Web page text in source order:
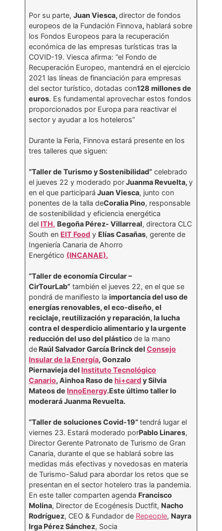
Por su parte,Juan Viesca,director de fondos
europeos de la Fundación Finnova, hablará sobre
los Fondos Europeos para la recuperación
económica de las empresas turísticas tras la
COVID-19. Viesca afirma: “el Fondo de
Recuperación Europeo, mantendrá en el ejercicio
2021 las líneas de financiación para empresas
del sector turístico, dotadas con128 millones de
euros. Es fundamental aprovechar estos fondos
proporcionados por Europa para reactivar el
sector y ayudar a los hoteleros”
Durante la Feria, Finnova estará presente en los
tres talleres que siguen:
“Taller de Turismo y Sostenibilidad” celebrado
el jueves 22 y moderado porJuanma Revuelta,y
en el que participará Juan Viesca, junto con
ponentes de la talla deCoralia Pino, responsable
de sostenibilidad y eficiencia energética
del ITH, Begoña Pérez- Villarreal, directora CLC
South en EIT Food y Elías Casañas, gerente de
Ingeniería Canaria de Ahorro
Energético (INCANAE).
“Taller de economía Circular –
CirTourLab” también el jueves 22, en el que se
pondrá de manifiesto laimportancia del uso de
energías renovables, el eco-diseño, el
reciclaje, reutilización y reparación, la lucha
contra el desperdicio alimentario y la urgente
reducción del uso del plásticode la mano
de Raúl Salvador García Brinck delConsejo
Insular de la Energía, Gonzalo
Piernavieja del Instituto Tecnológico
Canario, Ainhoa Raso dehi+cardy Silvia
Mateos de InnoEnergy.Este último taller lo
moderará Juanma Revuelta.
“Taller de soluciones Covid-19”tendrá lugar el
viernes 23. Estará moderado porPablo Linares,
Director Gerente Patronato de Turismo de Gran
Canaria, durante el que se hablará sobre las
medidas más efectivas y novedosas en materia
de Turismo-Salud para abordar los retos que se
presentan en el sector hotelero tras la pandemia.
En este taller comparten agenda Francisco
Molina, Director de Ecogénesis Ductfit, Nacho
Rodríguez, CEO & Fundador de Repeople, Nayra
Irga Pérez Sánchez, Socia